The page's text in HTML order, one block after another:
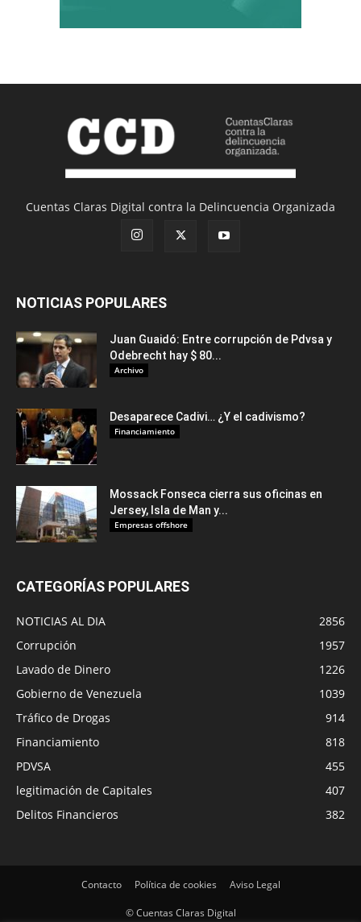
Cuentas Claras Digital contra la Delincuencia Organizada
NOTICIAS POPULARES
Juan Guaidó: Entre corrupción de Pdvsa y
Odebrecht hay $ 80...
Archivo
Desaparece Cadivi… ¿Y el cadivismo?
Financiamiento
Mossack Fonseca cierra sus oficinas en
Jersey, Isla de Man y...
Empresas offshore
CATEGORÍAS POPULARES
NOTICIAS AL DIA
2856
Corrupción
1957
Lavado de Dinero
1226
Gobierno de Venezuela
1039
Tráfico de Drogas
914
Financiamiento
818
PDVSA
455
legitimación de Capitales
407
Delitos Financieros
382
Contacto Política de cookies Aviso Legal
© Cuentas Claras Digital